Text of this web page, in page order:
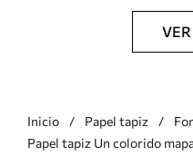
Inicio Papel tapiz
Papel tapiz Un colorido